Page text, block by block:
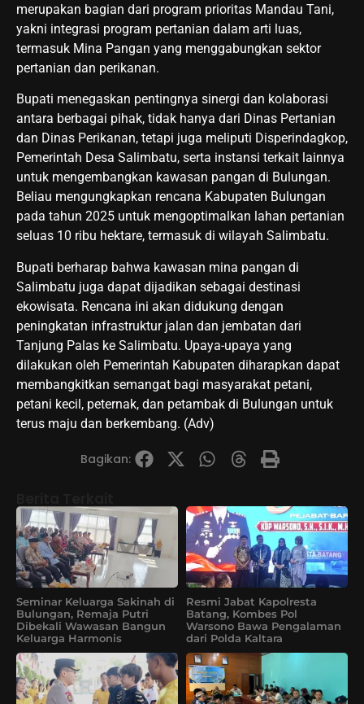
merupakan bagian dari program prioritas Mandau Tani,
yakni integrasi program pertanian dalam arti luas,
termasuk Mina Pangan yang menggabungkan sektor
pertanian dan perikanan.
Bupati menegaskan pentingnya sinergi dan kolaborasi
antara berbagai pihak, tidak hanya dari Dinas Pertanian
dan Dinas Perikanan, tetapi juga meliputi Disperindagkop,
Pemerintah Desa Salimbatu, serta instansi terkait lainnya
untuk mengembangkan kawasan pangan di Bulungan.
Beliau mengungkapkan rencana Kabupaten Bulungan
pada tahun 2025 untuk mengoptimalkan lahan pertanian
seluas 10 ribu hektare, termasuk di wilayah Salimbatu.
Bupati berharap bahwa kawasan mina pangan di
Salimbatu juga dapat dijadikan sebagai destinasi
ekowisata. Rencana ini akan didukung dengan
peningkatan infrastruktur jalan dan jembatan dari
Tanjung Palas ke Salimbatu. Upaya-upaya yang
dilakukan oleh Pemerintah Kabupaten diharapkan dapat
membangkitkan semangat bagi masyarakat petani,
petani kecil, peternak, dan petambak di Bulungan untuk
terus maju dan berkembang. (Adv)
Bagikan:
Seminar Keluarga Sakinah di
Bulungan, Remaja Putri
Dibekali Wawasan Bangun
Keluarga Harmonis
Resmi Jabat Kapolresta
Batang, Kombes Pol
Warsono Bawa Pengalaman
dari Polda Kaltara